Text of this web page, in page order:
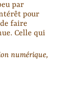
par
pour
faire
Celle qui
numérique,